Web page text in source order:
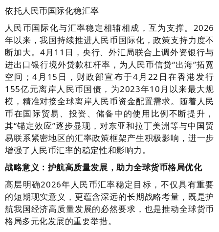
依托人民币国际化稳汇率
人民币国际化与汇率稳定相辅相成，互为支撑。2026
年以来，我国持续推进人民币国际化，政策支持力度不
断加大。4月11日，央行、外汇局联合上调外资银行与
进出口银行境外贷款杠杆率，为人民币信贷“出海”拓宽
空间；4月15日，财政部宣布于4月22日在香港发行
155亿元离岸人民币国债，为2023年10月以来最大规
模，精准对接全球离岸人民币资金配置需求。随着人民
币在国际贸易、投资、储备中的使用比例不断提升，
其“锚定效应”逐步显现，对东亚和拉丁美洲等与中国贸
易联系紧密地区的汇率政策框架产生积极影响，进一步
增强了人民币汇率的稳定性和影响力。
战略意义：护航高质量发展，助力全球货币格局优化
高层明确2026年人民币汇率稳定目标，不仅具有重要
的短期现实意义，更蕴含深远的长期战略考量，既是护
航我国经济高质量发展的必然要求，也是推动全球货币
格局多元化发展的重要举措。